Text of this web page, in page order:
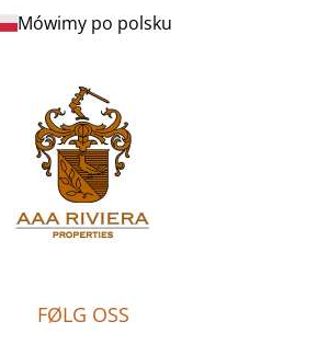
Mówimy po polsku
FØLG OSS